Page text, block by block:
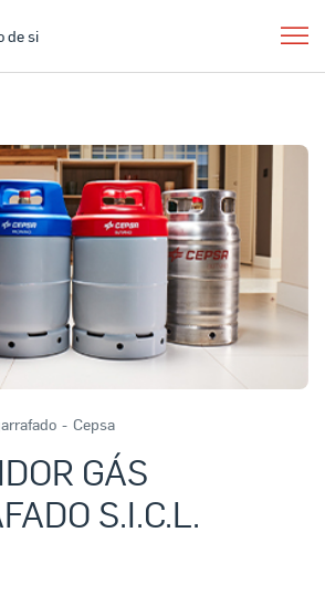
de si
- Cepsa
GÁS
S.I.C.L.